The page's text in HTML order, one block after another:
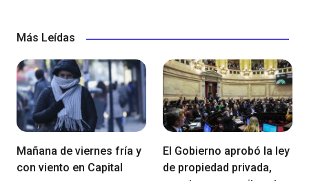
Más Leídas
Mañana de viernes fría y
con viento en Capital
El Gobierno aprobó la ley
de propiedad privada,